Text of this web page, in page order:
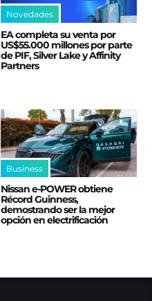
Novedades
EA completa su venta por
US$55.000 millones por parte
de PIF, Silver Lake y Affinity
Partners
Business
Nissan e‑POWER obtiene
Récord Guinness,
demostrando ser la mejor
opción en electrificación